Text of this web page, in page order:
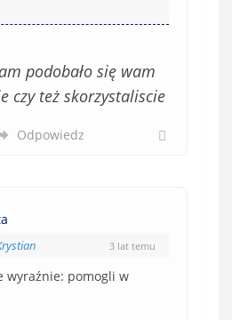
podobało się wam
czy też skorzystaliscie
Odpowiedz
3 lat temu
wyraźnie: pomogli w